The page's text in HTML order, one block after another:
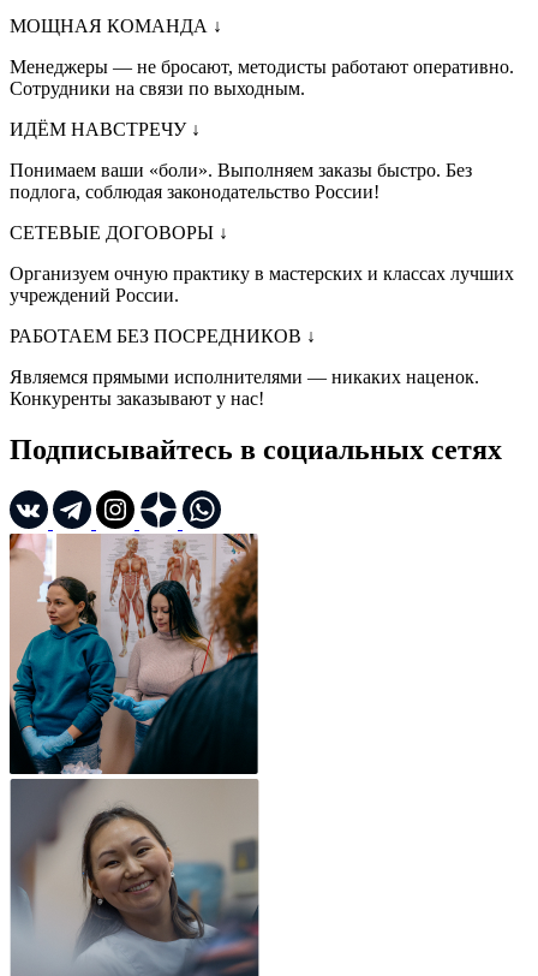
МОЩНАЯ КОМАНДА ↓
Менеджеры — не бросают, методисты работают оперативно.
Сотрудники на связи по выходным.
ИДЁМ НАВСТРЕЧУ ↓
Понимаем ваши «боли». Выполняем заказы быстро. Без
подлога, соблюдая законодательство России!
СЕТЕВЫЕ ДОГОВОРЫ ↓
Организуем очную практику в мастерских и классах лучших
учреждений России.
РАБОТАЕМ БЕЗ ПОСРЕДНИКОВ ↓
Являемся прямыми исполнителями — никаких наценок.
Конкуренты заказывают у нас!
Подписывайтесь в социальных сетях